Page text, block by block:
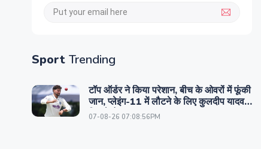
Sport Trending
टॉप ऑर्डर ने किया परेशान, बीच के ओवरों में फूंकी
जान, प्लेइंग-11 में लौटने के लिए कुलदीप यादव
कितने तैयार?
07-08-26 07:08:56PM